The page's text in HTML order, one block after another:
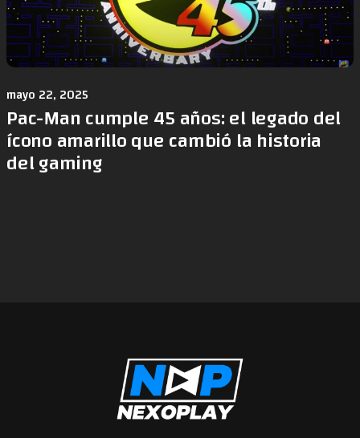
mayo 22, 2025
Pac-Man cumple 45 años: el legado del
ícono amarillo que cambió la historia
del gaming